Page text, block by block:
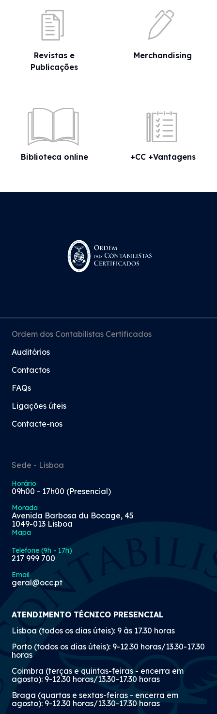
Revistas e
Publicações
Merchandising
Biblioteca online +CC +Vantagens
Ordem dos Contabilistas Certificados
Auditórios
Contactos
FAQs
Ligações úteis
Contacte-nos
Sede - Lisboa
Horário
09h00 - 17h00 (Presencial)
Morada
Avenida Barbosa du Bocage, 45
1049-013 Lisboa
Mapa
Telefone (9h - 17h)
217 999 700
Email
geral@occ.pt
ATENDIMENTO TÉCNICO PRESENCIAL
Lisboa (todos os dias úteis): 9 às 17.30 horas
Porto (todos os dias úteis): 9-12.30 horas/13.30-17.30
horas
Coimbra (terças e quintas-feiras - encerra em
agosto): 9-12.30 horas/13.30-17.30 horas
Braga (quartas e sextas-feiras - encerra em
agosto): 9-12.30 horas/13.30-17.30 horas